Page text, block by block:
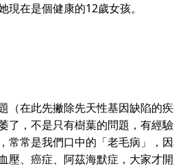
在是個健康的12歲女孩。
在此先撇除先天性基因缺陷的
，不是只有樹葉的問題，有經
常是我們口中的「老毛病」，
、癌症、阿茲海默症，大家才